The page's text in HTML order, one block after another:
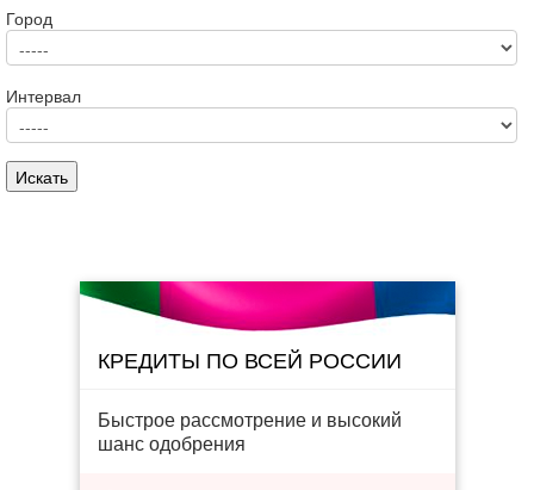
Город
Интервал
КРЕДИТЫ ПО ВСЕЙ РОССИИ
Быстрое рассмотрение и высокий
шанс одобрения